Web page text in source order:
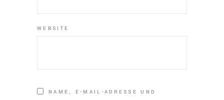
WEBSITE
NAME, E-MAIL-ADRESSE UND